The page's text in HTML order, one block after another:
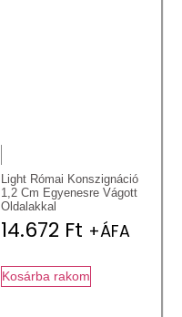
Light Római Konszignáció
1,2 Cm Egyenesre Vágott
Oldalakkal
14.672 Ft +ÁFA
Kosárba rakom